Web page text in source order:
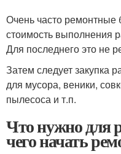
Очень часто ремонтные
стоимость выполнения
Для последнего это не
Затем следует закупка
для мусора, веники,
пылесоса и т.п.
Что нужно для
чего начать